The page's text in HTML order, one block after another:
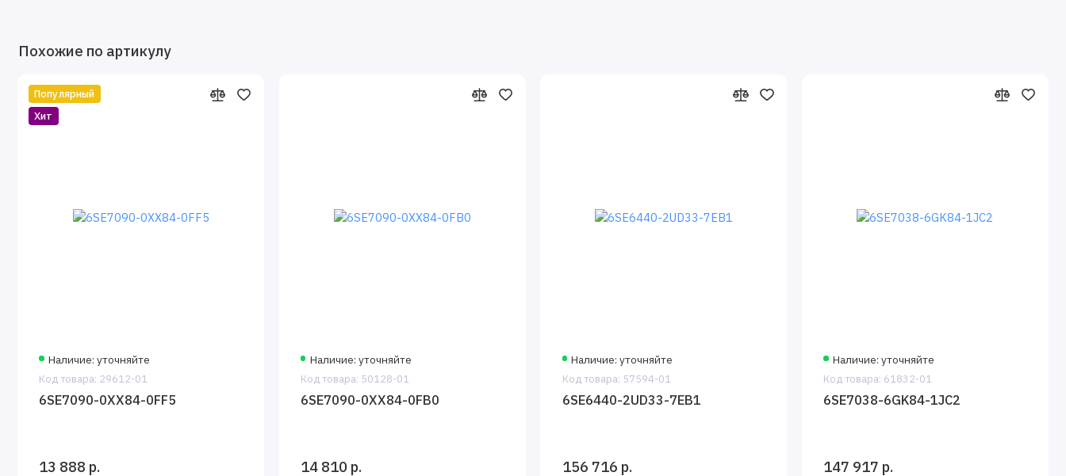
Похожие по артикулу
Популярный
Хит
Наличие: уточняйте
Код товара: 29612-01
6SE7090-0XX84-0FF5
13 888 р.
Наличие: уточняйте
Код товара: 50128-01
6SE7090-0XX84-0FB0
14 810 р.
Наличие: уточняйте
Код товара: 57594-01
6SE6440-2UD33-7EB1
156 716 р.
Наличие: уточняйте
Код товара: 61832-01
6SE7038-6GK84-1JC2
147 917 р.